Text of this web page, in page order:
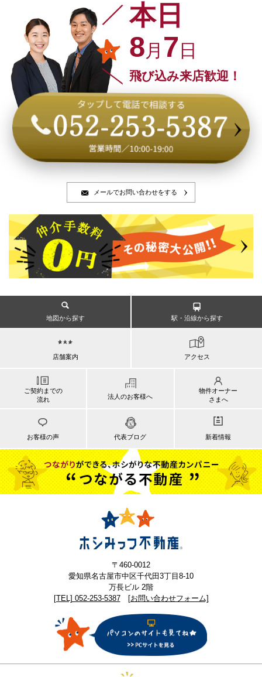
本日
8月 7 日
飛び込み来店歓迎！
メールでお問い合わせをする
地図から探す 駅・沿線から探す
店舗案内 アクセス
ご契約までの
流れ
法人のお客様へ
物件オーナー
さまへ
お客様の声 代表ブログ 新着情報
〒460-0012
愛知県名古屋市中区千代田3丁目8-10
万長ビル 2階
[TEL] 052-253-5387
[お問い合わせフォーム]